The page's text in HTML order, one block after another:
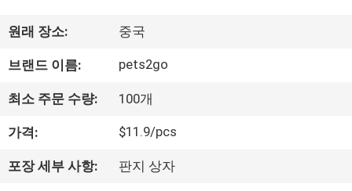
우
리
에
원래 장소: 중국
브랜드 이름: pets2go
최소 주문 수량: 100개
가격: $11.9/pcs
포장 세부 사항: 판지 상자